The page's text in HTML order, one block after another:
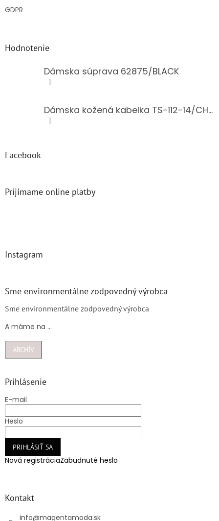
GDPR
Hodnotenie
Dámska súprava 62875/BLACK
Hodnotenie produktu je 5 z 5 hviezdičiek.
|
Dámska kožená kabelka TS-112-14/CHOCO
Hodnotenie produktu je 5 z 5 hviezdičiek.
|
Facebook
Prijímame online platby
Instagram
Sme environmentálne zodpovedný výrobca
Sme environmentálne zodpovedný výrobca
A máme na ...
ARCHÍV
Prihlásenie
E-mail
Heslo
PRIHLÁSIŤ SA
Nová registráciaZabudnuté heslo
Kontakt
info@magentamoda.sk